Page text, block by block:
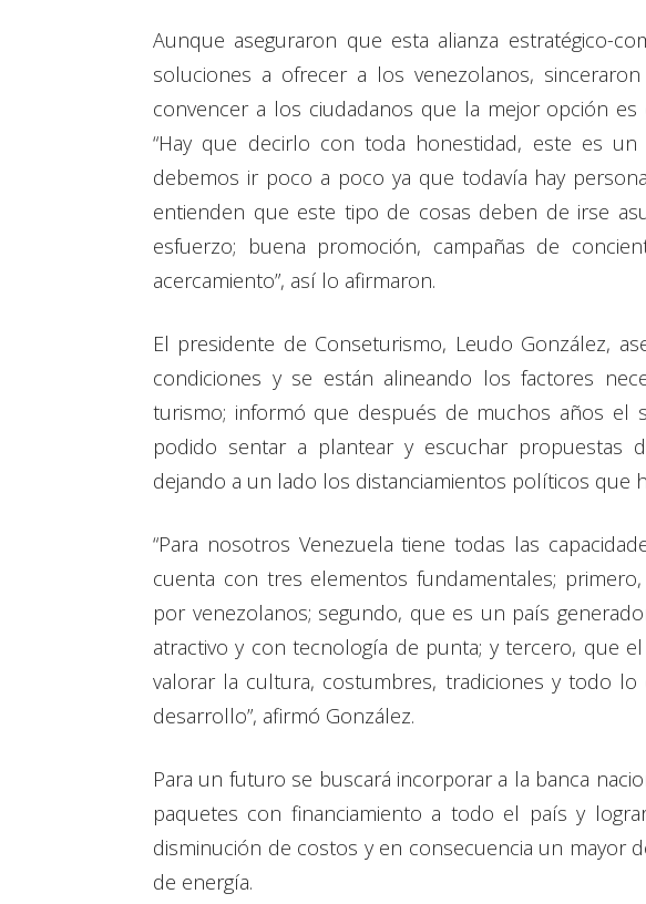
Aunque aseguraron que esta alianza estratégico-
soluciones a ofrecer a los venezolanos,
convencer a los ciudadanos que la mejor opción es
“Hay que decirlo con toda honestidad, este es
debemos ir poco a poco ya que todavía hay
entienden que este tipo de cosas deben de irse
esfuerzo; buena promoción, campañas de
acercamiento”, así lo afirmaron.
El presidente de Conseturismo, Leudo González,
condiciones y se están alineando los factores
turismo; informó que después de muchos años el
podido sentar a plantear y escuchar propuestas
dejando a un lado los distanciamientos políticos que
“Para nosotros Venezuela tiene todas las
cuenta con tres elementos fundamentales;
por venezolanos; segundo, que es un país
atractivo y con tecnología de punta; y tercero, que
valorar la cultura, costumbres, tradiciones y todo
desarrollo”, afirmó González.
Para un futuro se buscará incorporar a la banca
paquetes con financiamiento a todo el país y
disminución de costos y en consecuencia un mayor
de energía.